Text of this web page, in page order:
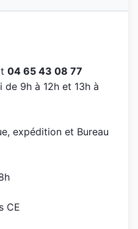
04 65 43 08 77
9h à 12h et 13h à
expédition et Bureau
CE